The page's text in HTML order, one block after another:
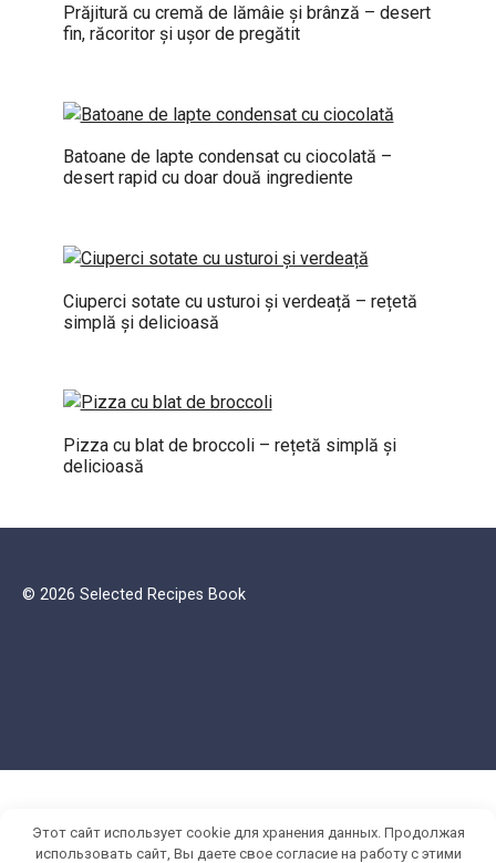
Prăjitură cu cremă de lămâie și brânză – desert
fin, răcoritor și ușor de pregătit
Batoane de lapte condensat cu ciocolată –
desert rapid cu doar două ingrediente
Ciuperci sotate cu usturoi și verdeață – rețetă
simplă și delicioasă
Pizza cu blat de broccoli – rețetă simplă și
delicioasă
© 2026 Selected Recipes Book
Этот сайт использует cookie для хранения данных. Продолжая
использовать сайт, Вы даете свое согласие на работу с этими